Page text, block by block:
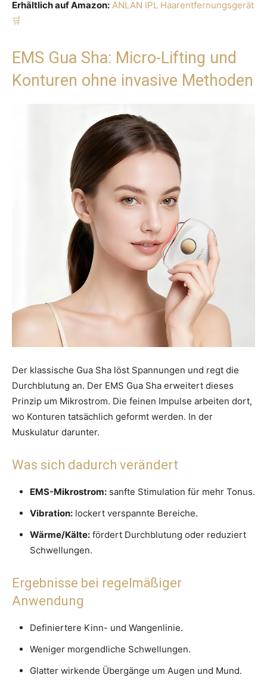
Erhältlich auf Amazon: ANLAN IPL Haarentfernungsgerät
EMS Gua Sha: Micro-Lifting und
Konturen ohne invasive Methoden
Der klassische Gua Sha löst Spannungen und regt die
Durchblutung an. Der EMS Gua Sha erweitert dieses
Prinzip um Mikrostrom. Die feinen Impulse arbeiten dort,
wo Konturen tatsächlich geformt werden. In der
Muskulatur darunter.
Was sich dadurch verändert
EMS-Mikrostrom: sanfte Stimulation für mehr Tonus.
Vibration: lockert verspannte Bereiche.
Wärme/Kälte: fördert Durchblutung oder reduziert
Schwellungen.
Ergebnisse bei regelmäßiger
Anwendung
Definiertere Kinn- und Wangenlinie.
Weniger morgendliche Schwellungen.
Glatter wirkende Übergänge um Augen und Mund.